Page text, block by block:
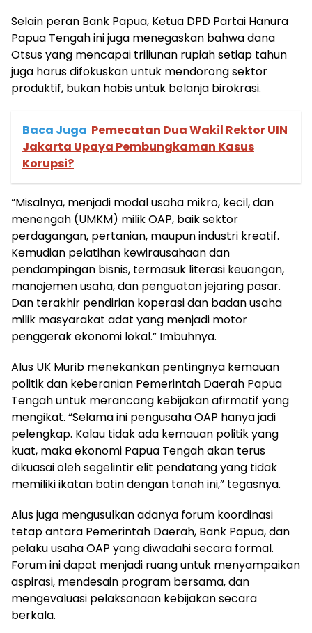
Selain peran Bank Papua, Ketua DPD Partai Hanura
Papua Tengah ini juga menegaskan bahwa dana
Otsus yang mencapai triliunan rupiah setiap tahun
juga harus difokuskan untuk mendorong sektor
produktif, bukan habis untuk belanja birokrasi.
Baca Juga Pemecatan Dua Wakil Rektor UIN
Jakarta Upaya Pembungkaman Kasus
Korupsi?
“Misalnya, menjadi modal usaha mikro, kecil, dan
menengah (UMKM) milik OAP, baik sektor
perdagangan, pertanian, maupun industri kreatif.
Kemudian pelatihan kewirausahaan dan
pendampingan bisnis, termasuk literasi keuangan,
manajemen usaha, dan penguatan jejaring pasar.
Dan terakhir pendirian koperasi dan badan usaha
milik masyarakat adat yang menjadi motor
penggerak ekonomi lokal.” Imbuhnya.
Alus UK Murib menekankan pentingnya kemauan
politik dan keberanian Pemerintah Daerah Papua
Tengah untuk merancang kebijakan afirmatif yang
mengikat. “Selama ini pengusaha OAP hanya jadi
pelengkap. Kalau tidak ada kemauan politik yang
kuat, maka ekonomi Papua Tengah akan terus
dikuasai oleh segelintir elit pendatang yang tidak
memiliki ikatan batin dengan tanah ini,” tegasnya.
Alus juga mengusulkan adanya forum koordinasi
tetap antara Pemerintah Daerah, Bank Papua, dan
pelaku usaha OAP yang diwadahi secara formal.
Forum ini dapat menjadi ruang untuk menyampaikan
aspirasi, mendesain program bersama, dan
mengevaluasi pelaksanaan kebijakan secara
berkala.